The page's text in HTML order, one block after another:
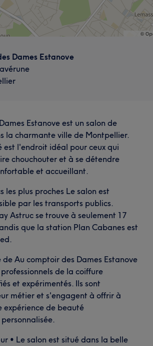
Dames Estanove
Estanove est un salon de
la charmante ville de Montpellier.
est l'endroit idéal pour ceux qui
chouchouter et à se détendre
et accueillant.
les plus proches Le salon est
par les transports publics.
Astruc se trouve à seulement 17
que la station Plan Cabanes est
Au comptoir des Dames Estanove
de la coiffure
et expérimentés. Ils sont
métier et s'engagent à offrir à
expérience de beauté
• Le salon est situé dans la belle